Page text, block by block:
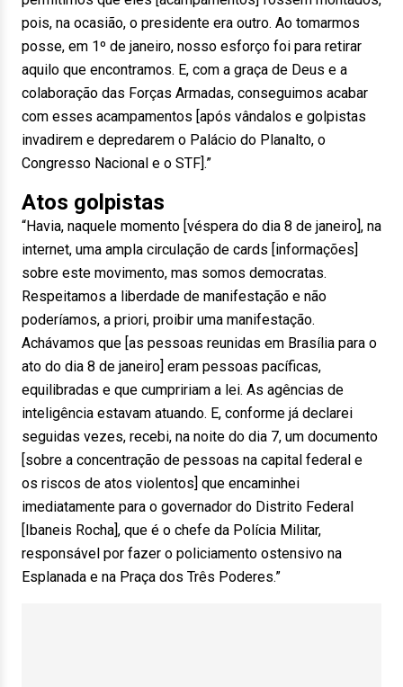
pois, na ocasião, o presidente era outro. Ao tomarmos
posse, em 1º de janeiro, nosso esforço foi para retirar
aquilo que encontramos. E, com a graça de Deus e a
colaboração das Forças Armadas, conseguimos acabar
com esses acampamentos [após vândalos e golpistas
invadirem e depredarem o Palácio do Planalto, o
Congresso Nacional e o STF].”
Atos golpistas
“Havia, naquele momento [véspera do dia 8 de janeiro], na
internet, uma ampla circulação de cards [informações]
sobre este movimento, mas somos democratas.
Respeitamos a liberdade de manifestação e não
poderíamos, a priori, proibir uma manifestação.
Achávamos que [as pessoas reunidas em Brasília para o
ato do dia 8 de janeiro] eram pessoas pacíficas,
equilibradas e que cumpririam a lei. As agências de
inteligência estavam atuando. E, conforme já declarei
seguidas vezes, recebi, na noite do dia 7, um documento
[sobre a concentração de pessoas na capital federal e
os riscos de atos violentos] que encaminhei
imediatamente para o governador do Distrito Federal
[Ibaneis Rocha], que é o chefe da Polícia Militar,
responsável por fazer o policiamento ostensivo na
Esplanada e na Praça dos Três Poderes.”